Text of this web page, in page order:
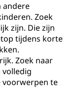
andere
Zoek
zijn. Die zijn
tijdens korte
Zoek naar
volledig
te